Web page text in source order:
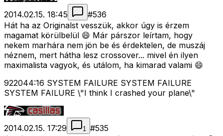
2014.02.15. 18:45 #536
Hát ha az Originalst vesszük, akkor úgy is érzem
magamat körülbelül 😄 Már párszor leírtam, hogy
nekem marhára nem jön be és érdektelen, de muszáj
néznem, mert hátha lesz crossover... mivel én ilyen
maximalista vagyok, és utálom, ha kimarad valami 😄
922044:16 SYSTEM FAILURE SYSTEM FAILURE
SYSTEM FAILURE \"I think I crashed your plane\"
2014.02.15. 17:29 1 #535